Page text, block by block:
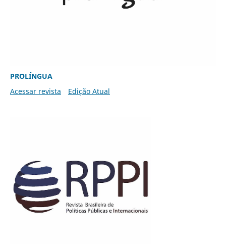
PROLÍNGUA
Acessar revista
Edição Atual